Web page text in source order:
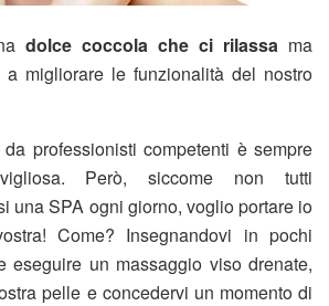
dolce coccola che ci rilassa ma
a migliorare le funzionalità del nostro
professionisti competenti è sempre
Però, siccome non tutti
una SPA ogni giorno, voglio portare io
Come? Insegnandovi in pochi
eseguire un massaggio viso drenate,
pelle e concedervi un momento di